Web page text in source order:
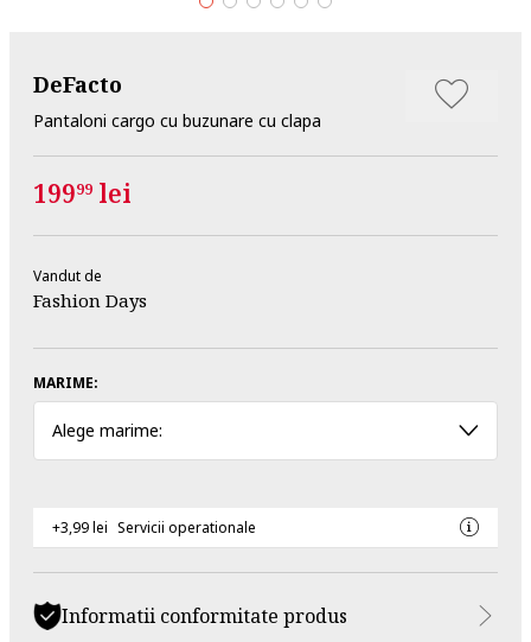
DeFacto
Pantaloni cargo cu buzunare cu clapa
19999 lei
Vandut de
Fashion Days
MARIME:
Alege marime:
+3,99 lei Servicii operationale
Informatii conformitate produs